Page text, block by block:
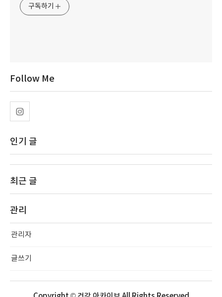
구독하기
Follow Me
인기 글
최근 글
관리
관리자
글쓰기